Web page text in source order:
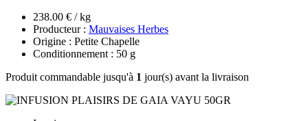
238.00 € / kg
Producteur : Mauvaises Herbes
Origine : Petite Chapelle
Conditionnement : 50 g
Produit commandable jusqu'à 1 jour(s) avant la livraison